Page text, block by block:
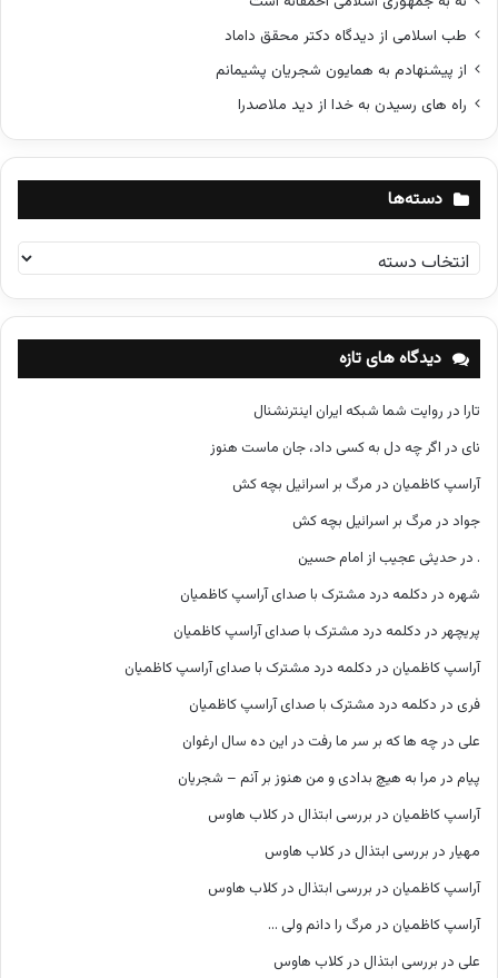
طب اسلامی از دیدگاه دکتر محقق داماد
از پیشنهادم به همایون شجریان پشیمانم
راه های رسیدن به خدا از دید ملاصدرا
دسته‌ها
س
ت
ه‌
ه
دیدگاه های تازه
تارا در روایت شما شبکه ایران اینترنشنال
نای در اگر چه دل به کسی داد، جان ماست هنوز
آراسپ کاظمیان در مرگ بر اسرائیل بچه کش
جواد در مرگ بر اسرائیل بچه کش
. درحدیثی عجیب از امام حسین
شهره در دکلمه درد مشترک با صدای آراسپ کاظمیان
پریچهر در دکلمه درد مشترک با صدای آراسپ کاظمیان
آراسپ کاظمیان در دکلمه درد مشترک با صدای آراسپ کاظمیان
فری در دکلمه درد مشترک با صدای آراسپ کاظمیان
علی درچه ها که بر سر ما رفت در این ده سال ارغوان
پیام در مرا به هیچ بدادی و من هنوز بر آنم – شجریان
آراسپ کاظمیان در بررسی ابتذال در کلاب هاوس
مهیار در بررسی ابتذال در کلاب هاوس
آراسپ کاظمیان در بررسی ابتذال در کلاب هاوس
آراسپ کاظمیان در مرگ را دانم ولی …
علی در بررسی ابتذال در کلاب هاوس